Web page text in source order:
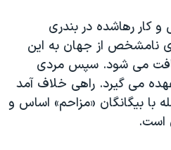
کار رهاشده در بندری
نامشخص از جهان به این
می شود. سپس مردی
می گیرد. راهی خلاف آمد
با بیگانگان «مزاحم» اساس و
است.